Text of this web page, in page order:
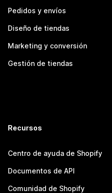
Pedidos y envíos
Diseño de tiendas
Marketing y conversión
Gestión de tiendas
Recursos
Centro de ayuda de Shopify
Documentos de API
Comunidad de Shopify